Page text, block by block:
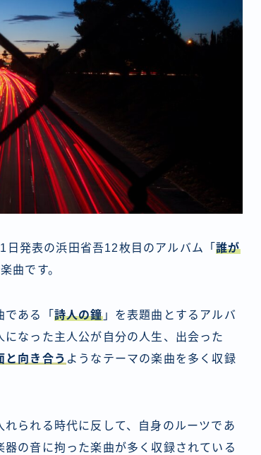
日発表の浜田省吾12枚目のアルバム「誰が
曲です。
ある「 詩人の鐘」を表題曲とするアルバ
なった主人公が自分の人生、出会った
と向き合う ようなテーマの楽曲を多く収録
られる時代に反して、自身のルーツであ
の音に拘った楽曲が多く収録されている